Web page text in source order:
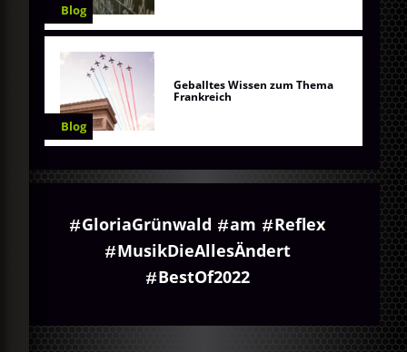
Blog
Blog
Geballtes Wissen zum Thema
Frankreich
GloriaGrünwald am
Reflex
MusikDieAllesÄndert
BestOf2022